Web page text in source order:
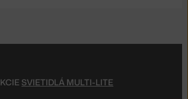
SVIETIDLÁ MULTI-LITE